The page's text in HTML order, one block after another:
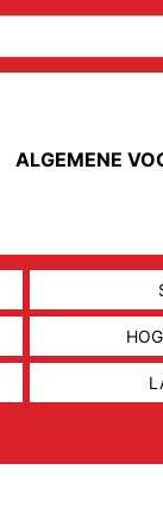
ALGEMENE